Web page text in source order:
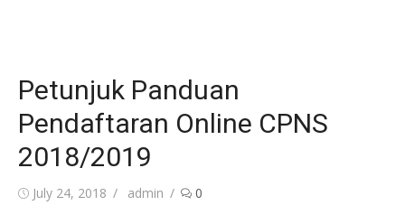
Petunjuk Panduan
Pendaftaran Online CPNS
2018/2019
Posted
July 24, 2018 Author
admin 0